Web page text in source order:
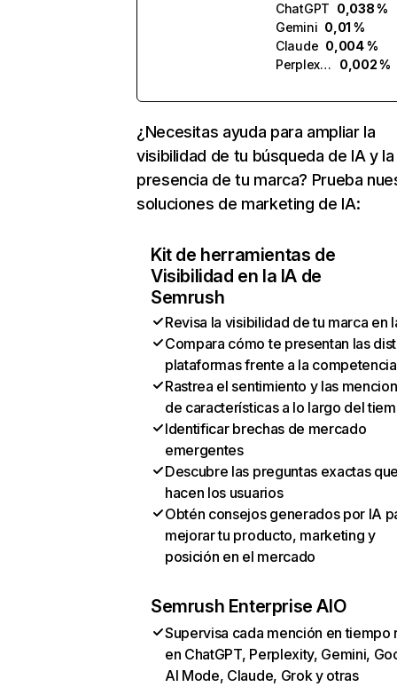
ChatGPT 0,038 %
Gemini 0,01 %
Claude 0,004 %
Perplexity
0,002 %
¿Necesitas ayuda para ampliar la
visibilidad de tu búsqueda de IA y la
presencia de tu marca? Prueba
soluciones de marketing de IA:
Kit de herramientas de
Visibilidad en la IA de
Semrush
Revisa la visibilidad de tu marca en
Compara cómo te presentan las
plataformas frente a la competencia
Rastrea el sentimiento y las
de características a lo largo del
Identificar brechas de mercado
emergentes
Descubre las preguntas exactas
hacen los usuarios
Obtén consejos generados por IA
mejorar tu producto, marketing y
posición en el mercado
Semrush Enterprise AIO
Supervisa cada mención en tiempo
en ChatGPT, Perplexity, Gemini,
AI Mode, Claude, Grok y otras